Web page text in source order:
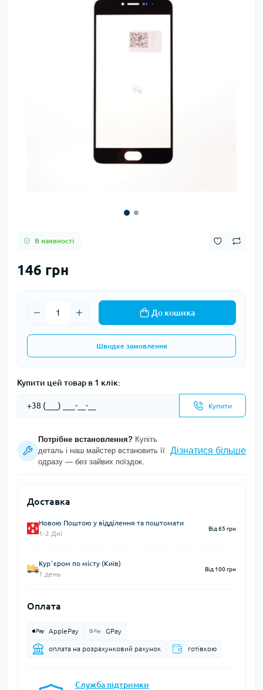
В наявності
146 грн
До кошика
Швидке замовлення
Купити цей товар в 1 клік:
Купити
Потрібне встановлення? Купіть
деталь і наш майстер встановить її
одразу — без зайвих поїздок.
Дізнатися більше
Доставка
Новою Поштою у відділення та поштомати
1-2 Дні
Від 65 грн
Курʼєром по місту (Київ)
1 день
Від 100 грн
Оплата
ApplePay GPay
оплата на розрахунковий рахунок готівкою
Служба підтримки